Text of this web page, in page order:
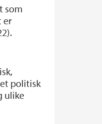
som
er
politisk
ulike